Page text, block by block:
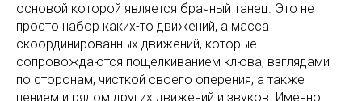
основой которой является брачный танец. Это не
просто набор каких-то движений, а масса
скоординированных движений, которые
сопровождаются пощелкиванием клюва, взглядами
по сторонам, чисткой своего оперения, а также
пением и рядом других движений и звуков. Именно